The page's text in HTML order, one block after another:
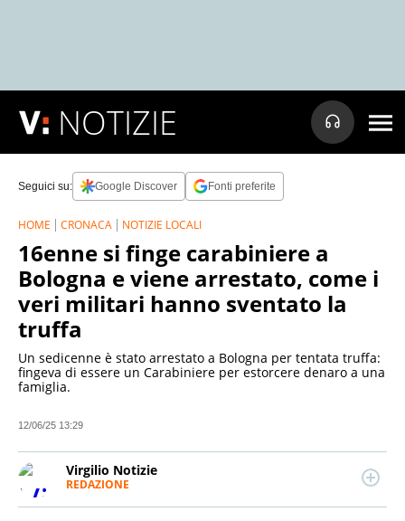
NOTIZIE
Seguici su: Google Discover Fonti preferite
HOME CRONACA NOTIZIE LOCALI
16enne si finge carabiniere a
Bologna e viene arrestato, come i
veri militari hanno sventato la
truffa
Un sedicenne è stato arrestato a Bologna per tentata truffa:
fingeva di essere un Carabiniere per estorcere denaro a una
famiglia.
12/06/25 13:29
Virgilio Notizie
REDAZIONE